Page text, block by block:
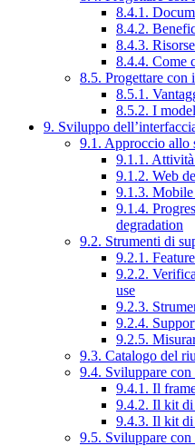
8.4.1.
8.4.2.
8.4.3.
8.4.4. Come
8.5. Progettare con
8.5.1.
8.5.2. I
9. Sviluppo
9.1. Approccio allo
9.1.1.
9.1.2. Web
9.1.3.
9.1.4.
degradation
9.2. Strumenti di
9.2.1.
9.2.2.
use
9.2.3.
9.2.4.
9.2.5.
9.3. Catalogo del
9.4. Sviluppare
9.4.1. Il
9.4.2. Il kit di
9.4.3. Il kit
9.5. Sviluppare